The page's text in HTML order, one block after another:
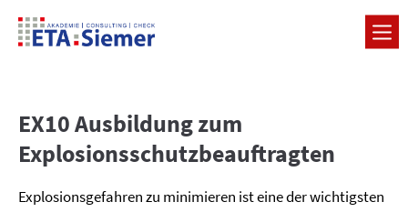
EX10 Ausbildung zum
Explosionsschutzbeauftragten
Explosionsgefahren zu minimieren ist eine der wichtigsten